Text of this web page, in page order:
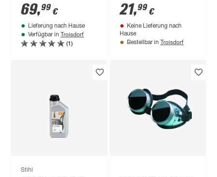
Laboranalyse
69,99 €
Lieferung nach Hause
Verfügbar in Troisdorf
(1)
x 200 cm
21,99 €
Keine Lieferung nach
Hause
Bestellbar in Troisdorf
Stihl